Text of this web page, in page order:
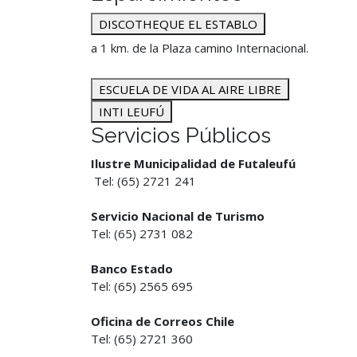
DISCOTHEQUE EL ESTABLO
a 1 km. de la Plaza camino Internacional.
ESCUELA DE VIDA AL AIRE LIBRE
INTI LEUFÚ
Servicios Públicos
Ilustre Municipalidad de Futaleufú
Tel: (65) 2721 241
Servicio Nacional de Turismo
Tel: (65) 2731 082
Banco Estado
Tel: (65) 2565 695
Oficina de Correos Chile
Tel: (65) 2721 360